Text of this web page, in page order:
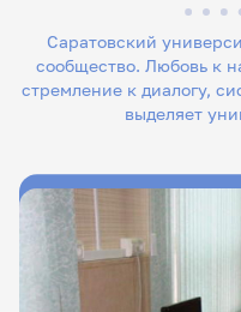
Саратовский
сообщество. Любовь к
стремление к диалогу,
выделяет